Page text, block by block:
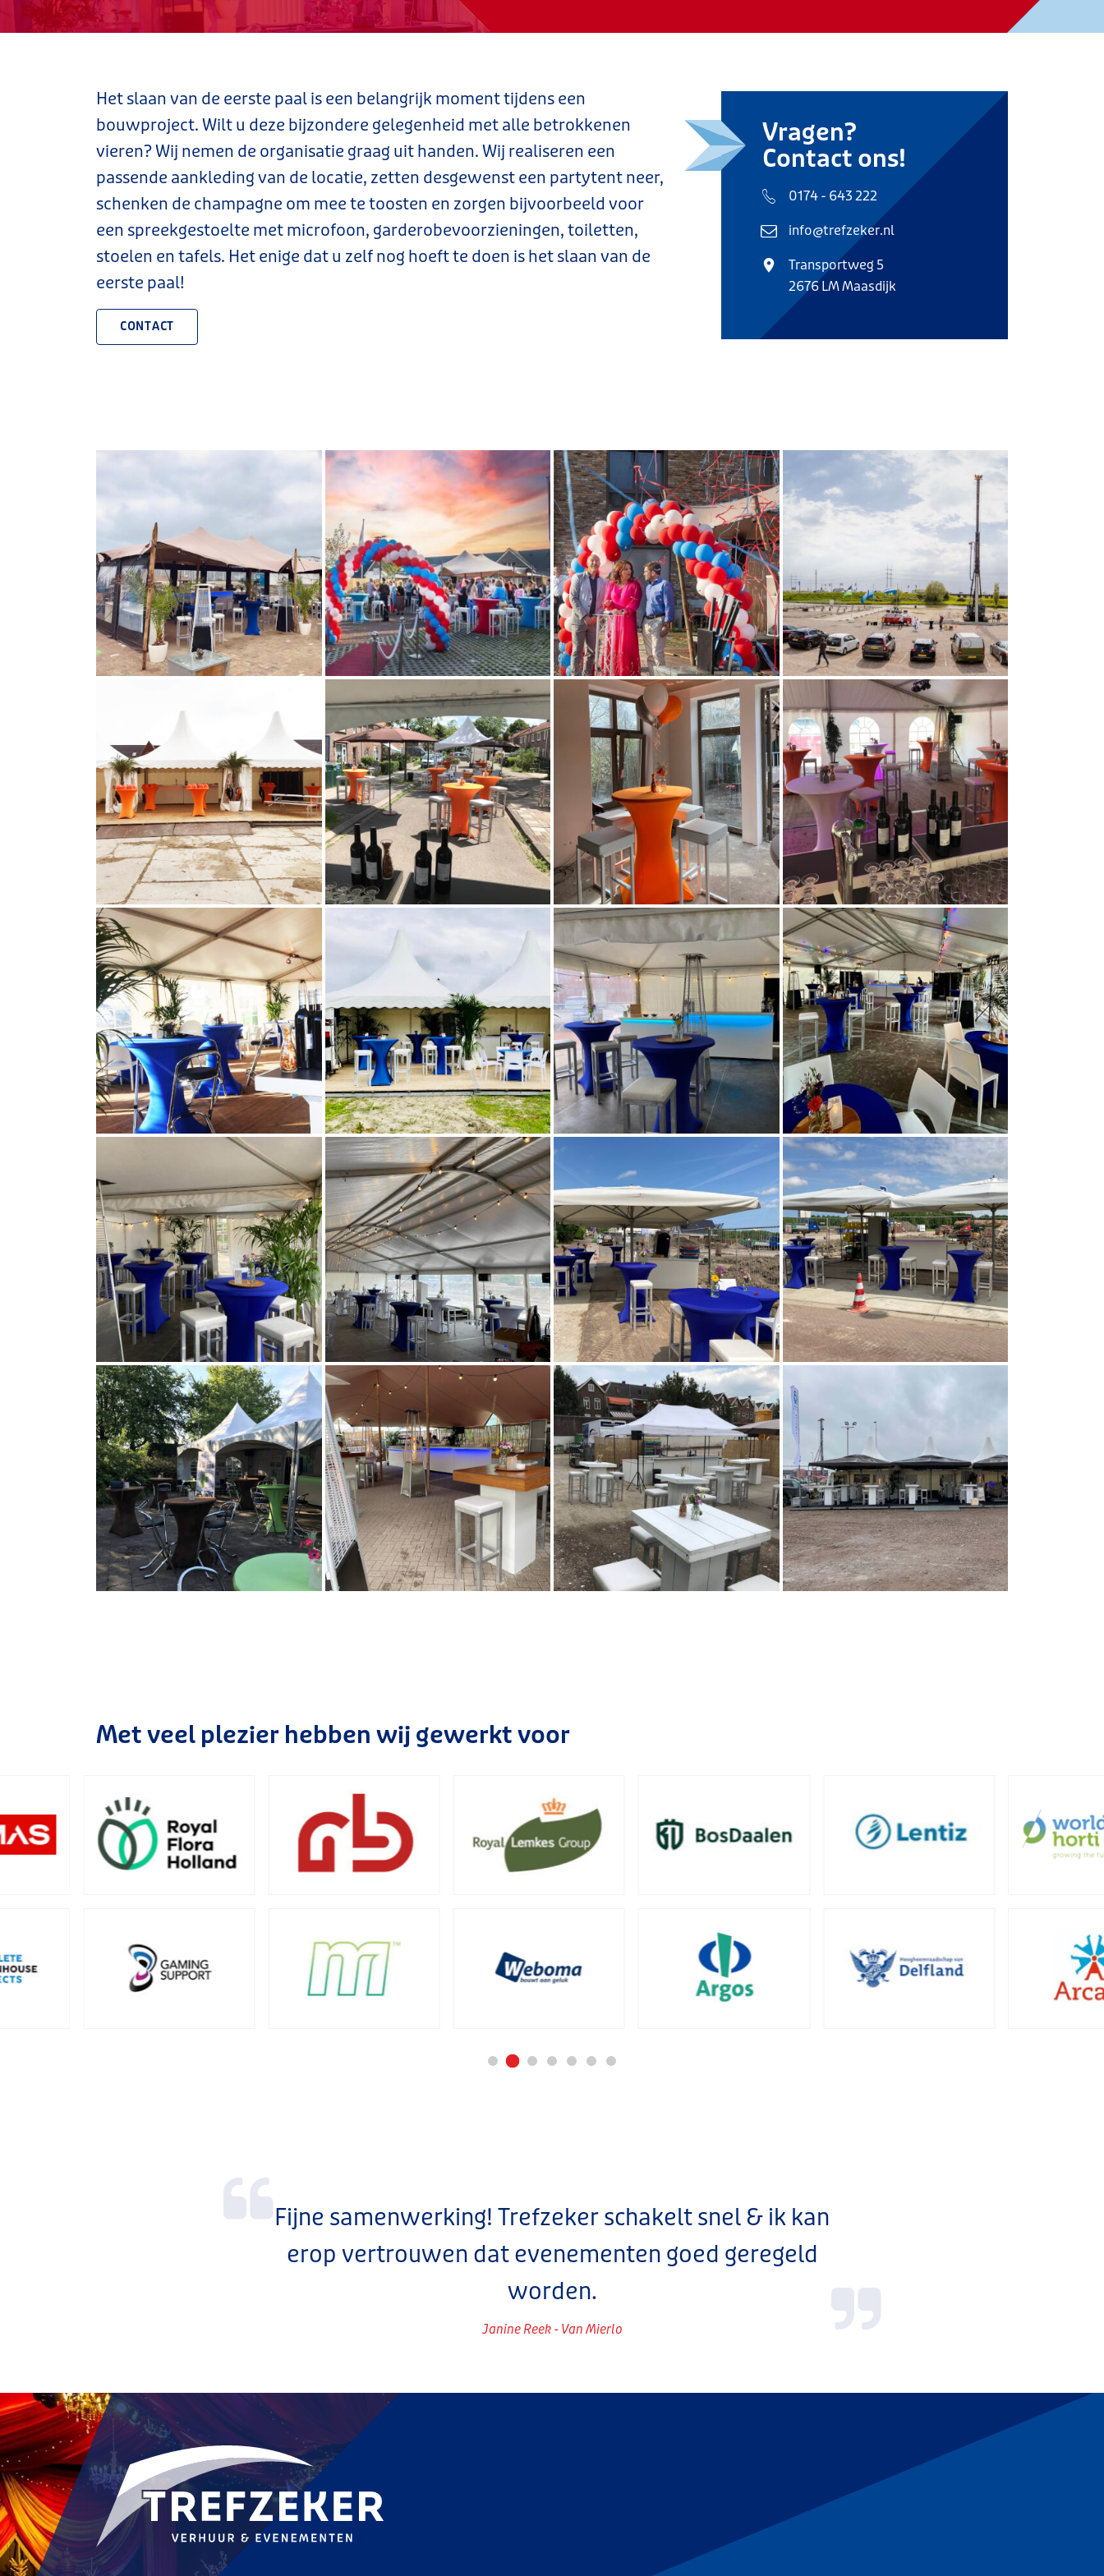
Alles voor uwbouwevent
Het slaan van de eerste paal is een belangrijk moment tijdens een
bouwproject. Wilt u deze bijzondere gelegenheid met alle betrokkenen
vieren? Wij nemen de organisatie graag uit handen. Wij realiseren een
passende aankleding van de locatie, zetten desgewenst een partytent neer,
schenken de champagne om mee te toosten en zorgen bijvoorbeeld voor
een spreekgestoelte met microfoon, garderobevoorzieningen, toiletten,
stoelen en tafels. Het enige dat u zelf nog hoeft te doen is het slaan van de
eerste paal!
CONTACT
Vragen?
Contact ons!
0174 - 643 222
info@trefzeker.nl
Transportweg 5
2676 LM Maasdijk
Met veel plezier hebben wij gewerkt voor
Fijne samenwerking! Trefzeker schakelt snel & ik kan
erop vertrouwen dat evenementen goed geregeld
worden.
Janine Reek - Van Mierlo